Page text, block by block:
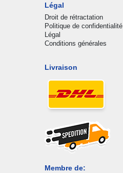
Légal
Droit de rétractation
Politique de confidentialité
Légal
Conditions générales
Livraison
Membre de: